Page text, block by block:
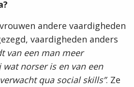
andere vaardigheden
vaardigheden anders
van een man meer
norser is en van een
qua social skills”. Ze